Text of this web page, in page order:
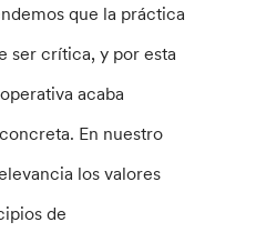
que la práctica
ser crítica, y por esta
acaba
En nuestro
los valores
de